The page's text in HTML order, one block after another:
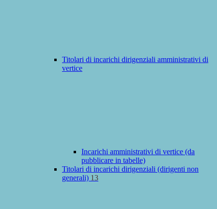
Titolari di incarichi dirigenziali amministrativi di
vertice
Incarichi amministrativi di vertice (da
pubblicare in tabelle)
Titolari di incarichi dirigenziali (dirigenti non
generali) 13